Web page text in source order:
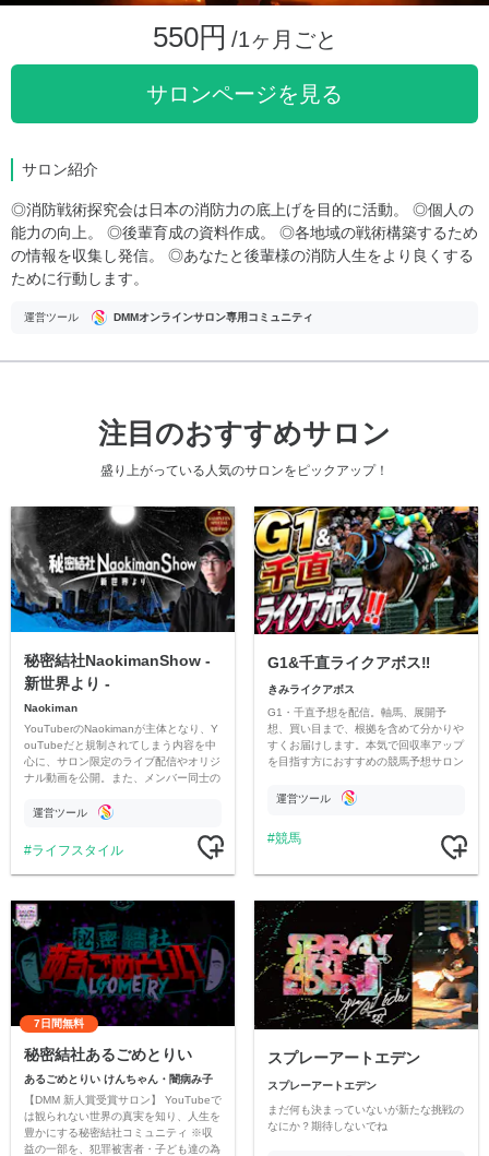
550円 /1ヶ月ごと
サロンページを見る
サロン紹介
◎消防戦術探究会は日本の消防力の底上げを目的に活動。 ◎個人の
能力の向上。 ◎後輩育成の資料作成。 ◎各地域の戦術構築するため
の情報を収集し発信。 ◎あなたと後輩様の消防人生をより良くする
ために行動します。
運営ツール DMMオンラインサロン専用コミュニティ
注目のおすすめサロン
盛り上がっている人気のサロンをピックアップ！
秘密結社NaokimanShow -
新世界より -
Naokiman
YouTuberのNaokimanが主体となり、Y
ouTubeだと規制されてしまう内容を中
心に、サロン限定のライブ配信やオリジ
ナル動画を公開。また、メンバー同士の
ただいています。
運営ツール
ライフスタイル
G1&千直ライクアボス‼️
きみライクアボス
G1・千直予想を配信。軸馬、展開予
想、買い目まで、根拠を含めて分かりや
すくお届けします。本気で回収率アップ
を目指す方におすすめの競馬予想サロン
運営ツール
競馬
7日間無料
秘密結社あるごめとりい
あるごめとりい けんちゃん・闇病み子
【DMM 新人賞受賞サロン】 YouTubeで
は観られない世界の真実を知り、人生を
豊かにする秘密結社コミュニティ ※収
益の一部を、犯罪被害者・子ども達の為
スプレーアートエデン
スプレーアートエデン
まだ何も決まっていないが新たな挑戦の
なにか？期待しないでね